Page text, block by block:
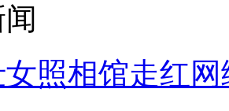
照相馆走红网